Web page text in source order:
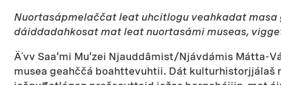
Nuortasápmelaččat leat uhcitlogu veahkadat masa
dáiddadahkosat mat leat nuortasámi museas,
Ä´vv Saa’mi Mu’zei Njauddâmist/Njávdámis
musea geahččá boahttevuhtii. Dát